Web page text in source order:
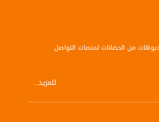
من الحضانات لمنصات التواصل
للمزيد...